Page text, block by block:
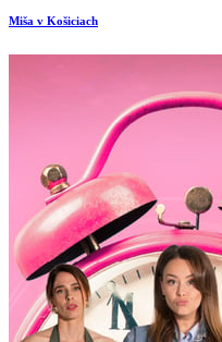
Miša v Košiciach